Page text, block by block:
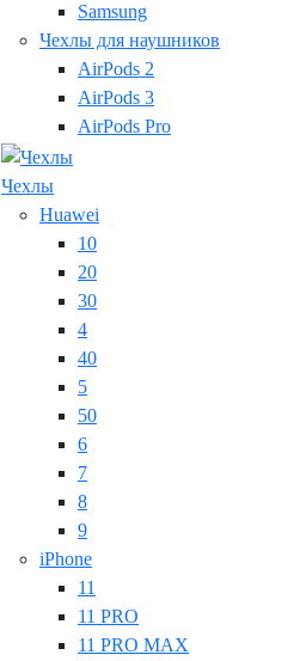
Samsung
Чехлы для наушников
AirPods 2
AirPods 3
AirPods Pro
Чехлы
Huawei
10
20
30
4
40
5
50
6
7
8
9
iPhone
11
11 PRO
11 PRO MAX